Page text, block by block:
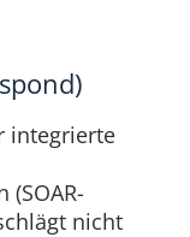
integrierte
nicht